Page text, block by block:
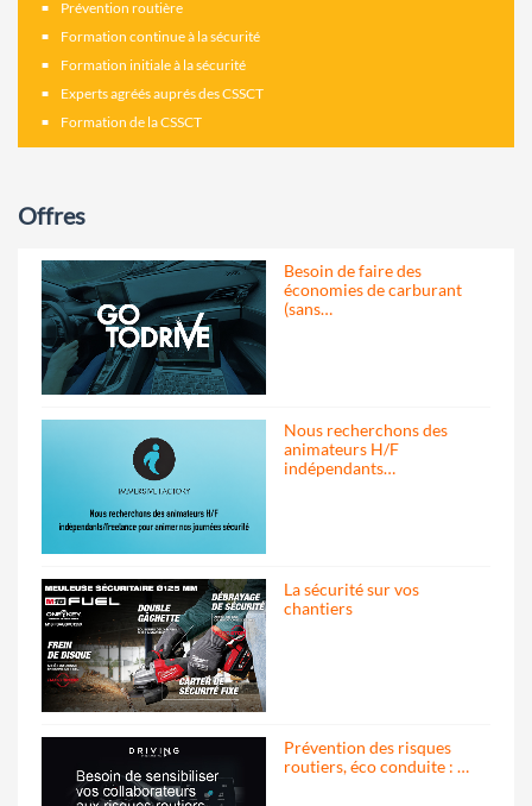
Prévention routière
Formation continue à la sécurité
Formation initiale à la sécurité
Experts agréés auprés des CSSCT
Formation de la CSSCT
Offres
Besoin de faire des
économies de carburant
(sans…
Nous recherchons des
animateurs H/F
indépendants…
La sécurité sur vos
chantiers
Prévention des risques
routiers, éco conduite : …